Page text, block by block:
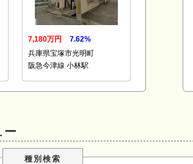
7,180万円
7.62%
兵庫県宝塚市光明町
阪急今津線 小林駅
ー
種別検索